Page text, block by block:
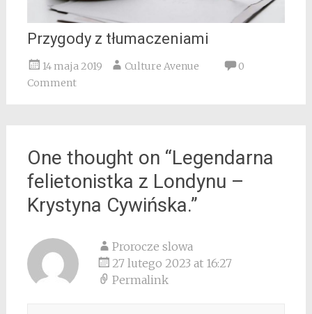
Przygody z tłumaczeniami
14 maja 2019 Culture Avenue
0
Comment
One thought on “Legendarna
felietonistka z Londynu –
Krystyna Cywińska.”
Prorocze slowa
27 lutego 2023 at 16:27
Permalink